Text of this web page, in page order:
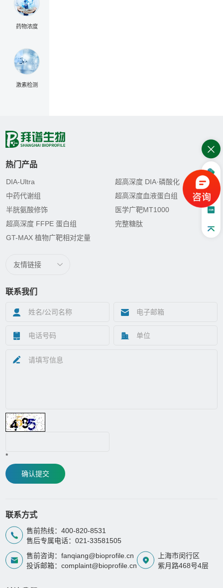
药物浓度
激素检测
热门产品
DIA-Ultra
超高深度 DIA·磷酸化
中药代谢组
超高深度血液蛋白组
半胱氨酸修饰
医学广靶MT1000
超高深度 FFPE 蛋白组
完整糖肽
GT-MAX 植物广靶相对定量
友情链接
联系我们
*
确认提交
联系方式
售前热线：400-820-8531
售后专属电话：021-33581505
售前咨询：fanqiang@bioprofile.cn
投诉邮箱：complaint@bioprofile.cn
上海市闵行区
紫月路468号4层